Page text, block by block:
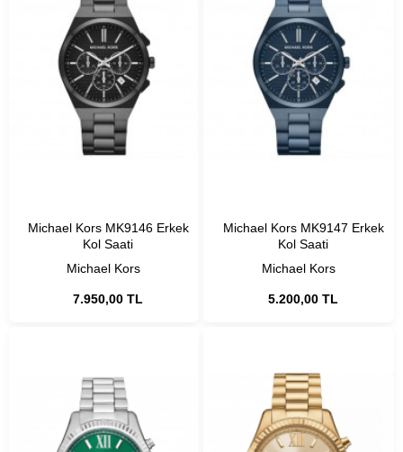
Michael Kors
Michael Kors MK9146 Erkek
Kol Saati
7.950,00 TL
Michael Kors
Michael Kors MK9147 Erkek
Kol Saati
5.200,00 TL